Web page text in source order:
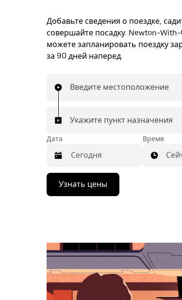
Добавьте сведения о поездке,
совершайте посадку. Newton-
можете запланировать поездку
за 90 дней наперед.
Введите местоположение
Укажите пункт назначения
Дата
Нажмите
стрелку
вниз,
выбрать
дату.
закрыть
календарь,
нажмите
Время
Узнать цены